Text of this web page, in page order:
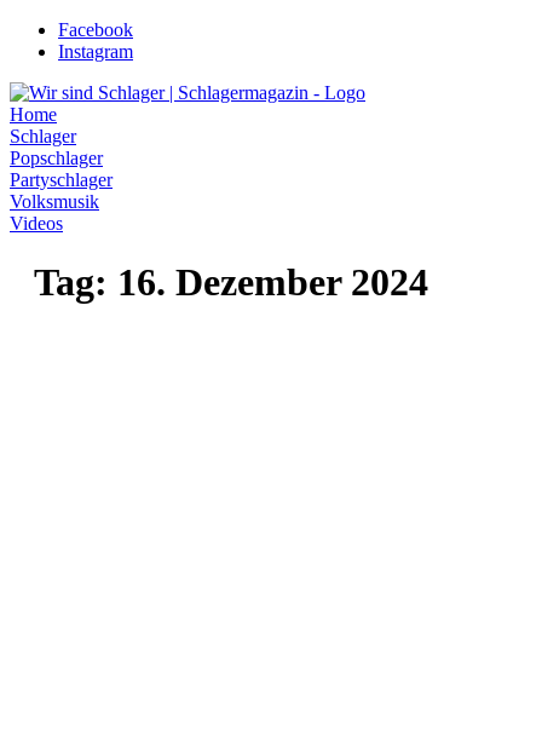
Zum
Inhalt
Facebook
Instagram
Home
Schlager
Popschlager
Partyschlager
Volksmusik
Videos
Tag: 16. Dezember 2024